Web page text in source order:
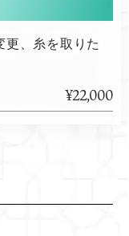
、糸を取りた
¥22,000